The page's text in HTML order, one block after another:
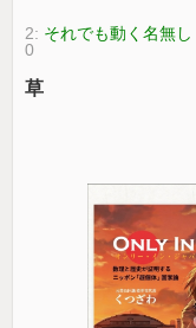
2: それでも動く名無し
0
草